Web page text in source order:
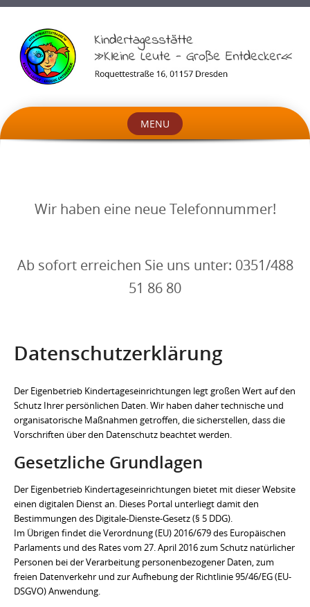
MENU
Wir haben eine neue Telefonnummer!
Ab sofort erreichen Sie uns unter: 0351/488
51 86 80
Datenschutzerklärung
Der Eigenbetrieb Kindertageseinrichtungen legt großen Wert auf den
Schutz Ihrer persönlichen Daten. Wir haben daher technische und
organisatorische Maßnahmen getroffen, die sicherstellen, dass die
Vorschriften über den Datenschutz beachtet werden.
Gesetzliche Grundlagen
Der Eigenbetrieb Kindertageseinrichtungen bietet mit dieser Website
einen digitalen Dienst an. Dieses Portal unterliegt damit den
Bestimmungen des Digitale-Dienste-Gesetz (§ 5 DDG).
Im Übrigen findet die Verordnung (EU) 2016/679 des Europäischen
Parlaments und des Rates vom 27. April 2016 zum Schutz natürlicher
Personen bei der Verarbeitung personenbezogener Daten, zum
freien Datenverkehr und zur Aufhebung der Richtlinie 95/46/EG (EU-
DSGVO) Anwendung.